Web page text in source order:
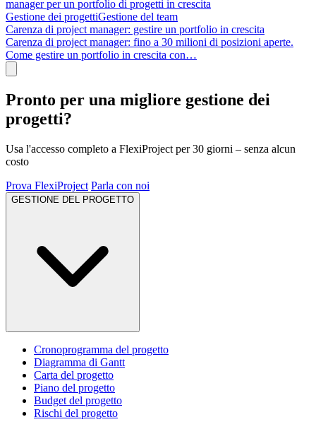
Gestione dei progettiGestione del team
Carenza di project manager: gestire un portfolio in crescita
Carenza di project manager: fino a 30 milioni di posizioni aperte.
Come gestire un portfolio in crescita con…
Pronto per una migliore gestione dei
progetti?
Usa l'accesso completo a FlexiProject per 30 giorni – senza alcun
costo
Prova FlexiProject Parla con noi
GESTIONE DEL PROGETTO
Cronoprogramma del progetto
Diagramma di Gantt
Carta del progetto
Piano del progetto
Budget del progetto
Rischi del progetto